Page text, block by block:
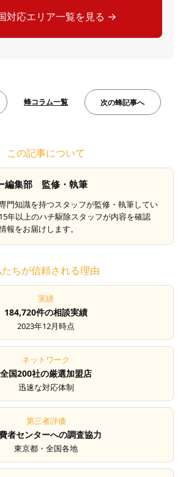
対応エリア一覧を見る →
蜂コラム一覧 次の蜂記事へ
この記事について
編集部 監修・執筆
門知識を持つスタッフが監修・執筆してい
年以上のハチ駆除スタッフが内容を確認
報をお届けします。
ちが信頼される理由
実績
184,720件の相談実績
2023年12月時点
ネットワーク
全国200社の厳選加盟店
迅速な対応体制
第三者評価
者センターへの調査協力
東京都・全国各地